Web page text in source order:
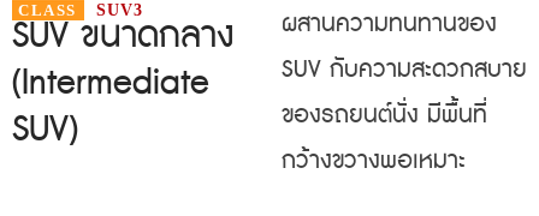
CLASS SUV3
SUV ขนาดกลาง
(Intermediate
SUV)
ผสานความทนทานของ
SUV กับความสะดวกสบาย
ของรถยนต์นั่ง มีพื้นที่
กว้างขวางพอเหมาะ